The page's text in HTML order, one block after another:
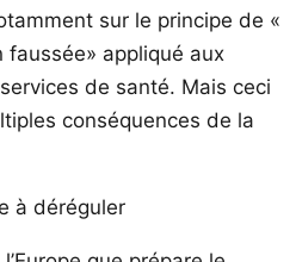
sur le principe de «
appliqué aux
de santé. Mais ceci
conséquences de la
à déréguler